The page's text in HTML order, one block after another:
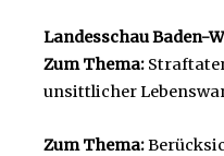
Landesschau Baden-
Zum Thema:
unsittlicher
Zum Thema: